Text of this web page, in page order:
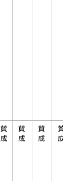
賛
成
賛
成
賛
成
賛
成